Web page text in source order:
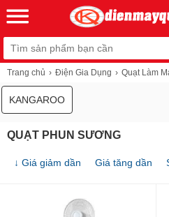
Trang chủ Điện Gia Dụng Quạt Làm
KANGAROO
QUẠT PHUN SƯƠNG
↓ Giá giảm dần Giá tăng dần